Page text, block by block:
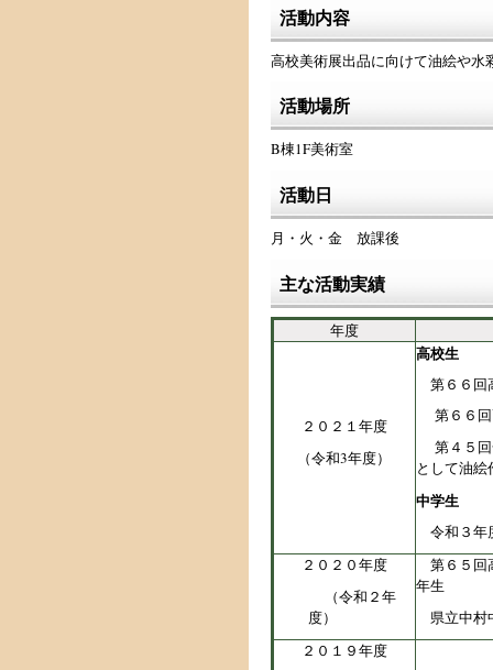
活動内容
高校美術展出品に向けて油絵や水
活動場所
B棟1F美術室
活動日
月・火・金 放課後
主な活動実績
年度
２０２１年度
（令和3年度）
高校生
第６６回
第６６
第４５回
として油絵
中学生
令和３
２０２０年度
（令和２年
度）
第６５回
年生
県立中村
２０１９年度